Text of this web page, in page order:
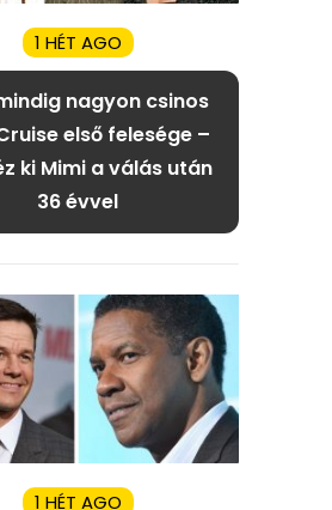
1 HÉT AGO
nagyon csinos
első felesége –
ki Mimi a válás után
36 évvel
1 HÉT AGO